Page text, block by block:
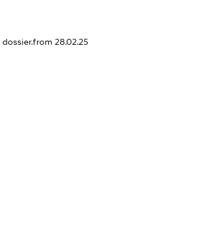
dossier.from 28.02.25